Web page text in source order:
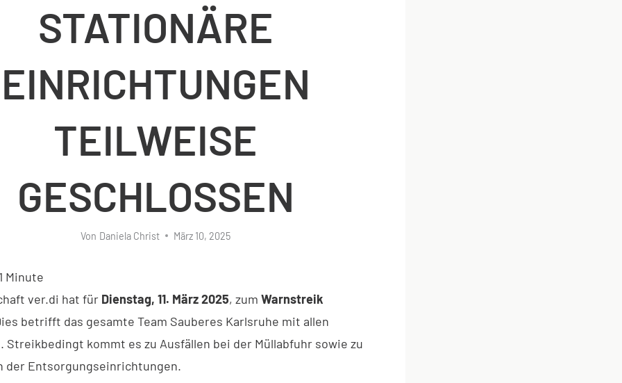
STATIONÄRE
EINRICHTUNGEN
TEILWEISE
GESCHLOSSEN
Von Daniela Christ März 10, 2025
Minute
ver.di hat für Dienstag, 11. März 2025, zum Warnstreik
betrifft das gesamte Team Sauberes Karlsruhe mit allen
Streikbedingt kommt es zu Ausfällen bei der Müllabfuhr sowie zu
der Entsorgungseinrichtungen.